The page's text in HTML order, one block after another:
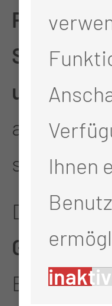
und
am
3.
statt.
Das Team
Giesecke
Ende des
Ihnen
inaktiv